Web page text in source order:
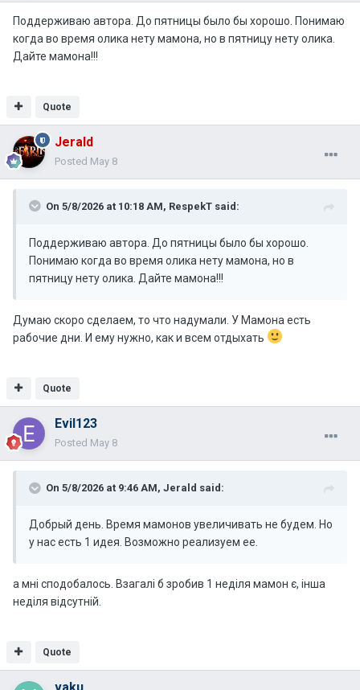
Поддерживаю автора. До пятницы было бы хорошо. Понимаю
когда во время олика нету мамона, но в пятницу нету олика.
Дайте мамона!!!
Quote
Jerald
Posted May 8
On 5/8/2026 at 10:18 AM, RespekT said:
Поддерживаю автора. До пятницы было бы хорошо.
Понимаю когда во время олика нету мамона, но в
пятницу нету олика. Дайте мамона!!!
Думаю скоро сделаем, то что надумали. У Мамона есть
рабочие дни. И ему нужно, как и всем отдыхать
Quote
Evil123
Posted May 8
On 5/8/2026 at 9:46 AM, Jerald said:
Добрый день. Время мамонов увеличивать не будем. Но
у нас есть 1 идея. Возможно реализуем ее.
а мні сподобалось. Взагалі б зробив 1 неділя мамон є, інша
неділя відсутній.
Quote